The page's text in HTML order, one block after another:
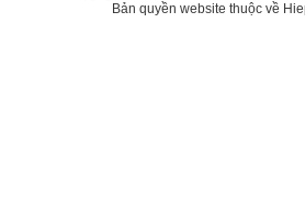
Bản quyền website thuộc về